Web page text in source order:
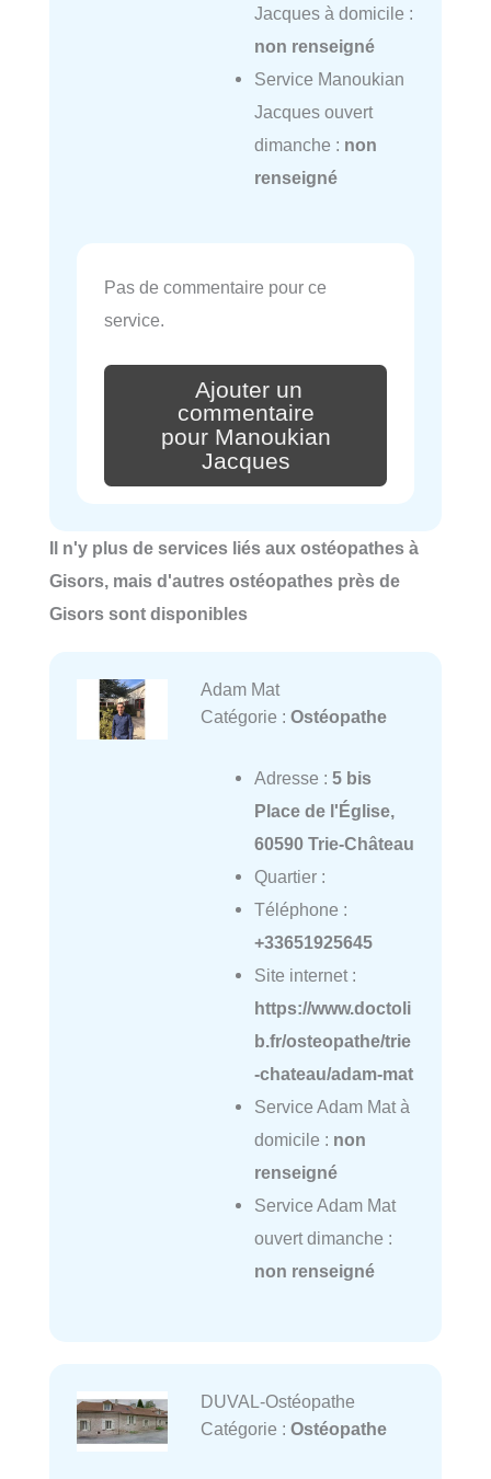
Jacques à domicile :
non renseigné
Service Manoukian
Jacques ouvert
dimanche : non
renseigné
Pas de commentaire pour ce
service.
Ajouter un
commentaire
pour Manoukian
Jacques
Il n'y plus de services liés aux ostéopathes à
Gisors, mais d'autres ostéopathes près de
Gisors sont disponibles
Adam Mat
Catégorie : Ostéopathe
Adresse : 5 bis
Place de l'Église,
60590 Trie-Château
Quartier :
Téléphone :
+33651925645
Site internet :
https://www.doctoli
b.fr/osteopathe/trie
-chateau/adam-mat
Service Adam Mat à
domicile : non
renseigné
Service Adam Mat
ouvert dimanche :
non renseigné
DUVAL-Ostéopathe
Catégorie : Ostéopathe